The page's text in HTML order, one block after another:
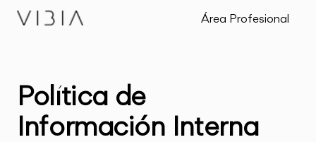
Área Profesional
Política de
Información Interna